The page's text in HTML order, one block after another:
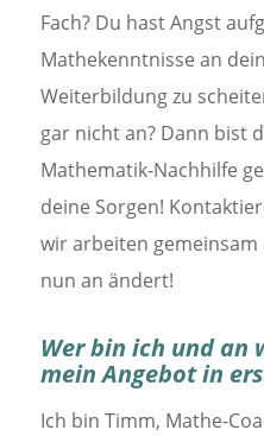
Fach? Du hast Angst
Mathekenntnisse an
Weiterbildung zu
gar nicht an? Dann bist
Mathematik-Nachhilfe
deine Sorgen!
wir arbeiten gemeinsam
nun an ändert!
Wer bin ich und an
mein Angebot in
Ich bin Timm, Mathe-